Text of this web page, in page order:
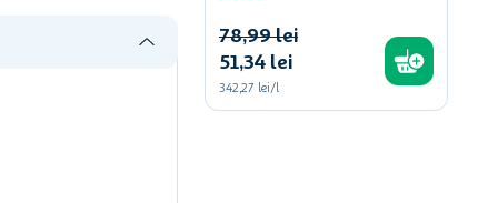
51,34 lei
78,99 lei
342,27 lei/l